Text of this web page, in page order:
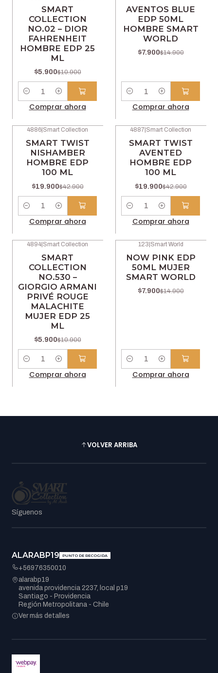
SMART
COLLECTION
NO.02 – DIOR
FAHRENHEIT
HOMBRE EDP 25
ML
$5.900$10.900
Comprar ahora
AVENTOS BLUE
EDP 50ML
HOMBRE SMART
WORLD
$7.900$14.900
Comprar ahora
4886 Smart Collection
SMART TWIST
NISHAMBER
HOMBRE EDP
100 ML
$19.900$42.900
Cantidad
Comprar ahora
4887 Smart Collection
SMART TWIST
AVENTED
HOMBRE EDP
100 ML
$19.900$42.900
Cantidad
Comprar ahora
4894|Smart Collection
SMART
COLLECTION
NO.530 –
GIORGIO ARMANI
PRIVÉ ROUGE
MALACHITE
MUJER EDP 25
ML
$5.900$10.900
Cantidad
Comprar ahora
123|Smart World
NOW PINK EDP
50ML MUJER
SMART WORLD
$7.900$14.900
Cantidad
Comprar ahora
VOLVER ARRIBA
Síguenos
ALARABP19 PUNTO DE RECOGIDA
+56976350010
alarabp19
avenida providencia 2237, local p19
Santiago - Providencia
Región Metropolitana - Chile
Ver más detalles